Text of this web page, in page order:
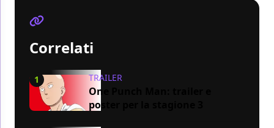
Correlati
1 TRAILER
One Punch Man: trailer e
poster per la stagione 3